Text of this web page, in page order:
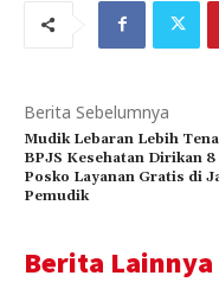
Berita Sebelumnya
Mudik Lebaran Lebih
BPJS Kesehatan Dirikan 8
Posko Layanan Gratis di
Pemudik
Berita Lainnya